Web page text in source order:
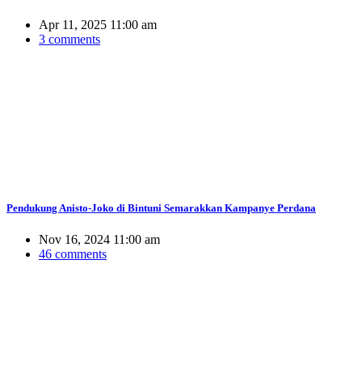
Apr 11, 2025 11:00 am
3 comments
Pendukung Anisto-Joko di Bintuni Semarakkan Kampanye Perdana
Nov 16, 2024 11:00 am
46 comments